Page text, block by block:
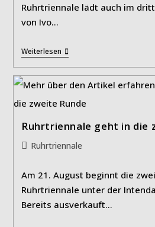
Ruhrtriennale lädt auch im
von Ivo…
WeiterlesenRuhrtriennale
2026
Ruhrtriennale geht in die
Beitrags-
Ruhrtriennale
Am 21. August beginnt die
Ruhrtriennale unter der
Bereits ausverkauft…